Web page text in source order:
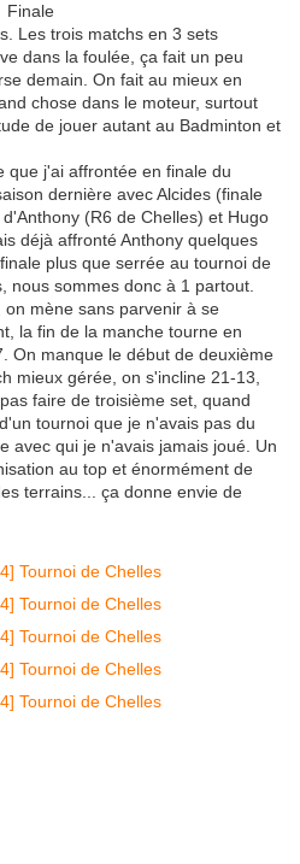
Finale
Les trois matchs en 3 sets
dans la foulée, ça fait un peu
demain. On fait au mieux en
chose dans le moteur, surtout
de jouer autant au Badminton et
que j'ai affrontée en finale du
dernière avec Alcides (finale
(R6 de Chelles) et Hugo
déjà affronté Anthony quelques
plus que serrée au tournoi de
nous sommes donc à 1 partout.
mène sans parvenir à se
la fin de la manche tourne en
On manque le début de deuxième
mieux gérée, on s'incline 21-13,
faire de troisième set, quand
tournoi que je n'avais pas du
avec qui je n'avais jamais joué. Un
au top et énormément de
terrains... ça donne envie de